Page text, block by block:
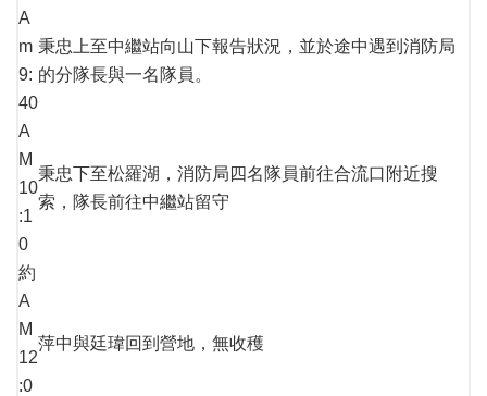
A
m
9:
40
秉忠上至中繼站向山下報告狀況，並於途中遇到消防局
的分隊長與一名隊員。
A
M
10
:1
0
秉忠下至松羅湖，消防局四名隊員前往合流口附近搜
索，隊長前往中繼站留守
約
A
M
12
:0
萍中與廷瑋回到營地，無收穫